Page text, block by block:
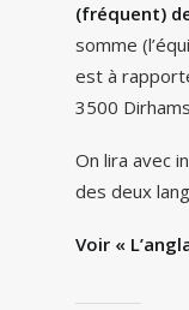
(fréquent)
somme
est à
3500
On lira avec
des deux
Voir «